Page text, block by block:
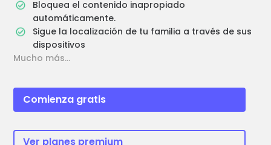
Qustodio?
Funcionalidades
Precios
Bloquea el contenido inapropiado
automáticamente.
Sigue la localización de tu familia a través de sus
dispositivos
Mucho más…
Comienza gratis
Ver planes premium